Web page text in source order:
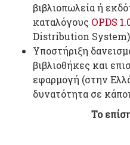
βιβλιοπωλεία ή
καταλόγους OPDS
Distribution System)
Υποστήριξη
βιβλιοθήκες και
εφαρμογή (στην
δυνατότητα σε
Το